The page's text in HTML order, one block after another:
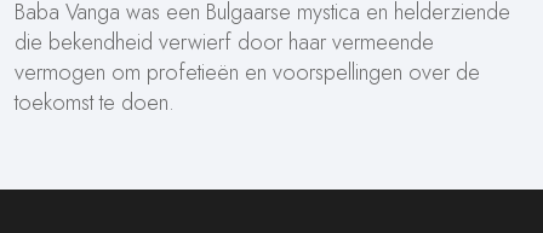
Baba Vanga was een Bulgaarse mystica en helderziende
die bekendheid verwierf door haar vermeende
vermogen om profetieën en voorspellingen over de
toekomst te doen.